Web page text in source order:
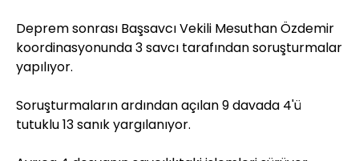
Deprem sonrası Başsavcı Vekili Mesuthan Özdemir
koordinasyonunda 3 savcı tarafından soruşturmalar
yapılıyor.
Soruşturmaların ardından açılan 9 davada 4'ü
tutuklu 13 sanık yargılanıyor.